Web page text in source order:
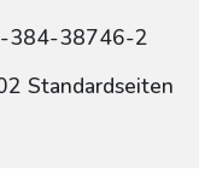
384-38746-2
Standardseiten